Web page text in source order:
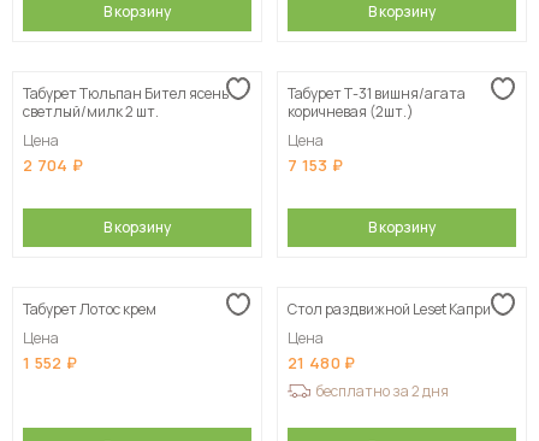
В корзину В корзину
Табурет Тюльпан Бител ясень
светлый/милк 2 шт.
Цена
2 704
В корзину
Табурет Т-31 вишня/агата
коричневая (2шт.)
Цена
7 153
В корзину
Табурет Лотос крем
Цена
1 552
Стол раздвижной Leset Капри
Цена
21 480
бесплатно за 2 дня